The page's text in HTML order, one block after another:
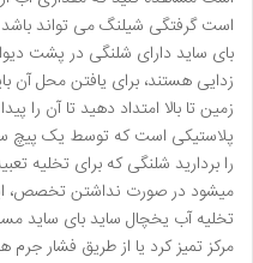
است گرفتگی شیلنگ می تواند
بای ساید دارای شلنگی در پشت
زدایی هستند، برای یافتن محل آن
زمین تا بالا امتداد دهید تا آن
پلاستیکی است که توسط یک پیچ
را بردارید شلنگی که برای تخلیه
میشود در صورت نداشتن تخصص،
تخلیه آب یخچال ساید بای ساید
مرکز تمیز کرد یا از طریق فشار جرم